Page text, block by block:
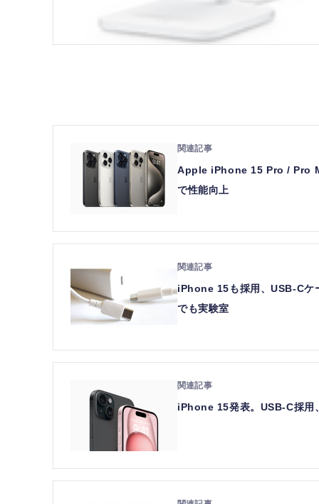
Apple iPhone 15 Pro / Pro
で性能向上
iPhone 15も採用、USB-Cケ
でも実験室
iPhone 15発表。USB-C採用